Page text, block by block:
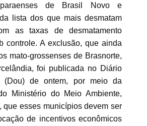
de Brasil Novo e
lista dos que mais desmatam
as taxas de desmatamento
controle. A exclusão, que ainda
mato-grossenses de Brasnorte,
foi publicada no Diário
(Dou) de ontem, por meio da
Ministério do Meio Ambiente,
que esses municípios devem ser
de incentivos econômicos